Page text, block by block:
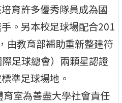
育許多優秀隊員成為國
。另本校足球場配合201
由教育部補助重新整建符
足球總會）兩顆星認證
準足球場地。
育室為善盡大學社會責任